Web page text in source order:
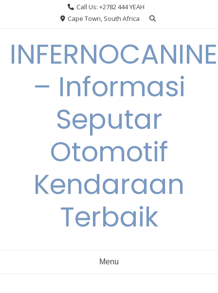
Call Us: +2782 444 YEAH
Cape Town, South Africa
INFERNOCANINE
– Informasi
Seputar
Otomotif
Kendaraan
Terbaik
Menu